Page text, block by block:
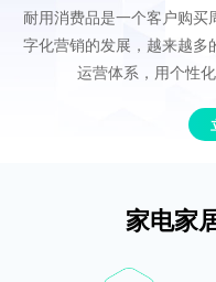
耐用消费品是一个客户购
字化营销的发展，越来越多
运营体系，用个性
家电家